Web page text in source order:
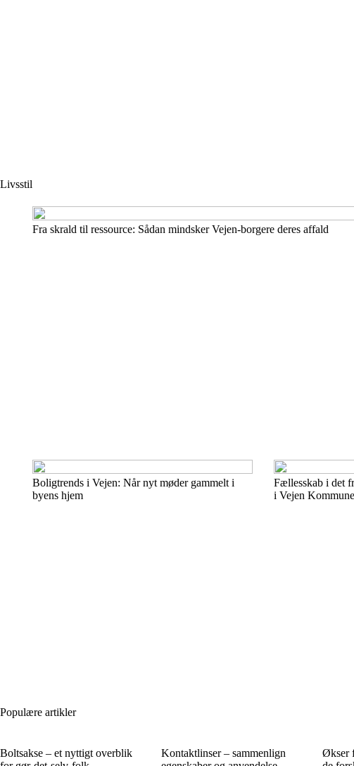
Livsstil
Fra skrald til ressource: Sådan mindsker Vejen-borgere deres affald
Boligtrends i Vejen: Når nyt møder gammelt i
byens hjem
Fællesskab i det
i Vejen Kommune
Populære artikler
Boltsakse – et nyttigt overblik
Kontaktlinser – sammenlign
Økser